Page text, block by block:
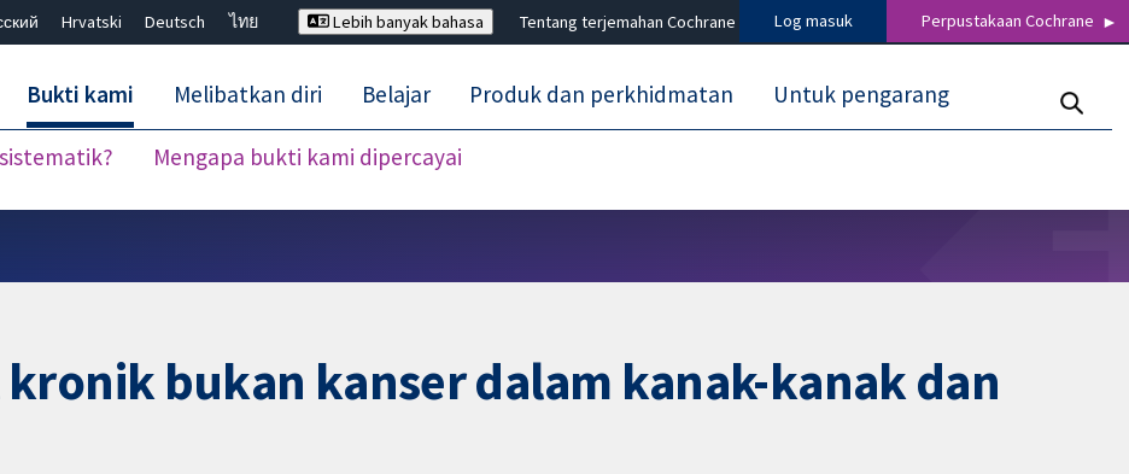
Hrvatski Deutsch
ไทย
Lebih banyak bahasa Tentang terjemahan Cochrane Log masuk Perpustakaan Cochrane
Bukti kami
Mengapa bukti kami dipercayai
Melibatkan diri Belajar Produk dan perkhidmatan Untuk pengarang
bukan kanser dalam kanak-kanak dan